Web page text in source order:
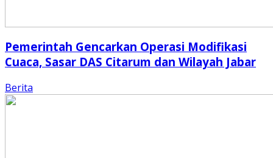
Pemerintah Gencarkan Operasi Modifikasi
Cuaca, Sasar DAS Citarum dan Wilayah Jabar
Berita